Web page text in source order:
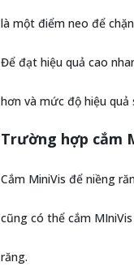
là một điểm neo để
Để đạt hiệu quả cao
hơn và mức độ hiệu
Trường hợp cắm
Cắm MiniVis để niềng
cũng có thể cắm
răng.